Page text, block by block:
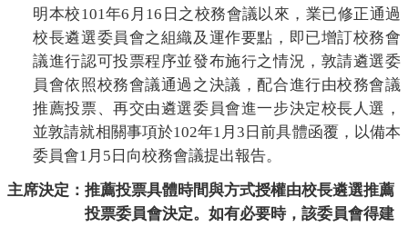
明本校101年6 月 16 日之校務會議以來，業已修正通過
校長遴選委員會之組織及運作要點，即已增訂校務會
議進行認可投票程序並發布施行之情況，敦請遴選委
員會依照校務會議通過之決議，配合進行由校務會議
推薦投票、再交由遴選委員會進一步決定校長人選，
並敦請就相關事項於102年1 月3 日前具體函覆， 以備本
委員會1 月 5 日向校務會議提出報告。
主席決定：推薦投票具體時間與方式授權由校長遴選推薦
投票委員會決定。如有必要時，該委員會得建